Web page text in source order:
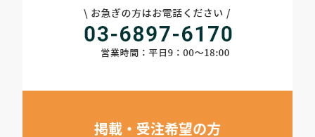
掲載・受注希望の方